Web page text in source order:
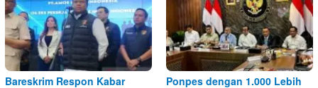
Bareskrim Respon Kabar
Ponpes dengan 1.000 Lebih